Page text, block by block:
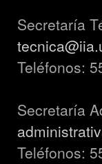
Secretaría
Teléfonos:
Secretaría
Teléfonos: